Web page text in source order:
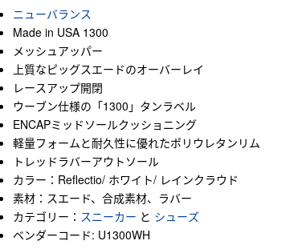
ニューバランス
Made in USA 1300
メッシュアッパー
上質なピッグスエードのオーバーレイ
レースアップ開閉
ウーブン仕様の「1300」タンラベル
ENCAPミッドソールクッショニング
軽量フォームと耐久性に優れたポリウレタンリム
トレッドラバーアウトソール
カラー：Reflectio/ ホワイト/ レインクラウド
素材：スエード、合成素材、ラバー
カテゴリー： スニーカー と シューズ
ベンダーコード: U1300WH